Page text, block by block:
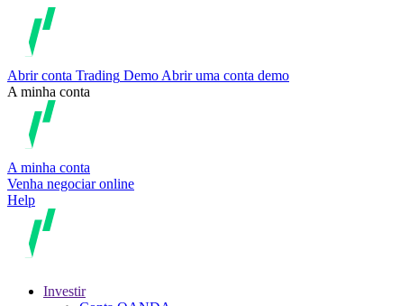
Abrir conta Trading Demo Abrir uma conta demo
A minha conta
A minha conta
Venha negociar online
Help
Investir